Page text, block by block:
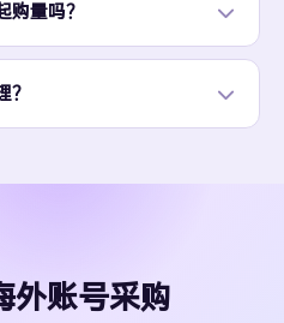
购量吗？
？
外账号采购